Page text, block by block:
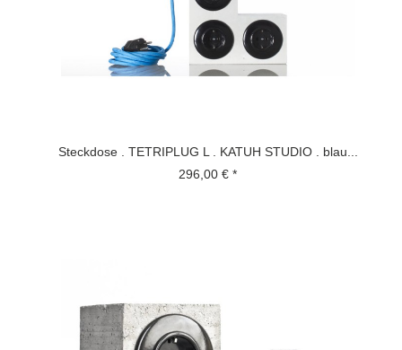
Steckdose . TETRIPLUG L . KATUH STUDIO . blau...
296,00 € *